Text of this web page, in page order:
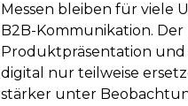
Messen bleiben für viele
B2B-Kommunikation.
Produktpräsentation und
digital nur teilweise
stärker unter